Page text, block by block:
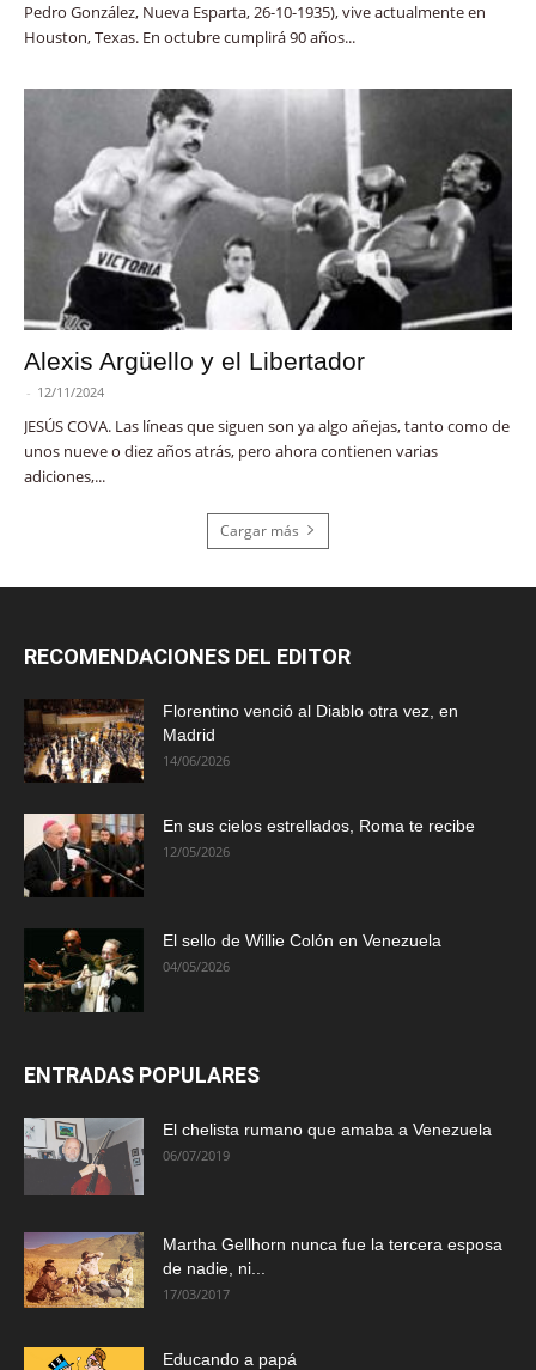
Pedro González, Nueva Esparta, 26-10-1935), vive actualmente en
Houston, Texas. En octubre cumplirá 90 años...
Alexis Argüello y el Libertador
- 12/11/2024
JESÚS COVA. Las líneas que siguen son ya algo añejas, tanto como de
unos nueve o diez años atrás, pero ahora contienen varias
adiciones,...
Cargar más
RECOMENDACIONES DEL EDITOR
Florentino venció al Diablo otra vez, en
Madrid
14/06/2026
En sus cielos estrellados, Roma te recibe
12/05/2026
El sello de Willie Colón en Venezuela
04/05/2026
ENTRADAS POPULARES
El chelista rumano que amaba a Venezuela
06/07/2019
Martha Gellhorn nunca fue la tercera esposa
de nadie, ni...
17/03/2017
Educando a papá